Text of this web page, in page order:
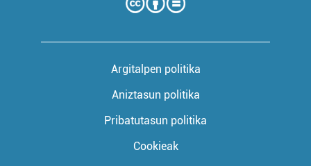
Argitalpen politika
Aniztasun politika
Pribatutasun politika
Cookieak